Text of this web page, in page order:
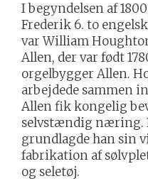
I begyndelsen af
Frederik 6. to
var William
Allen, der var født
orgelbygger Allen.
arbejdede sammen
Allen fik kongelig
selvstændig næring.
grundlagde han sin
fabrikation af
og seletøj.